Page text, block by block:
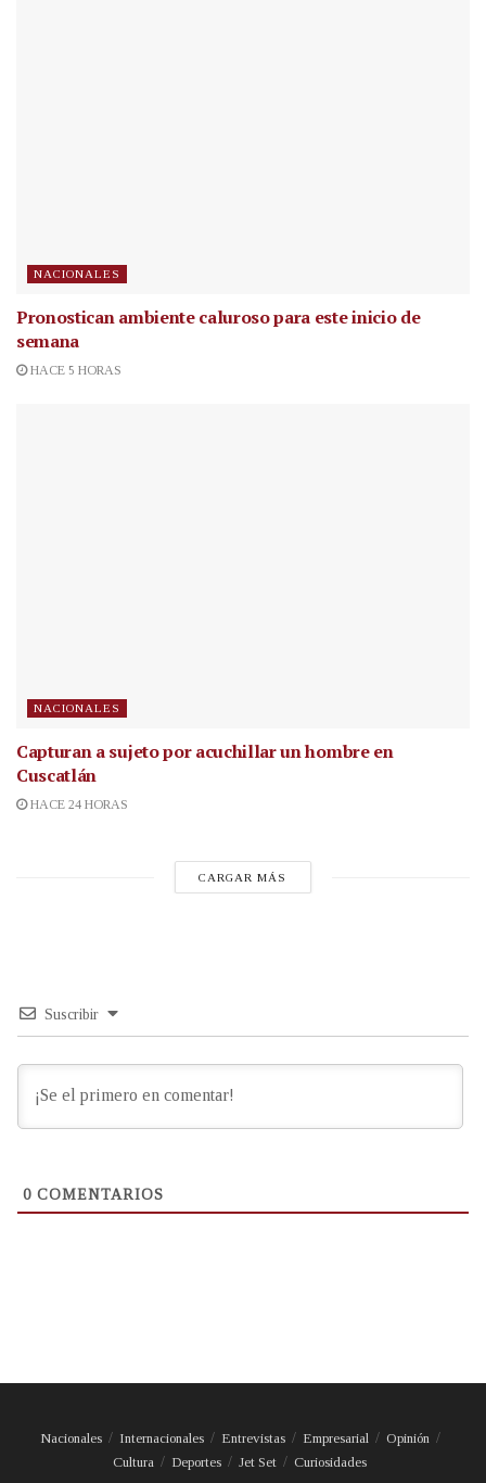
NACIONALES
Pronostican ambiente caluroso para este inicio de
semana
HACE 5 HORAS
NACIONALES
Capturan a sujeto por acuchillar un hombre en
Cuscatlán
HACE 24 HORAS
CARGAR MÁS
Suscribir
0 COMENTARIOS
Nacionales Internacionales Entrevistas Empresarial
Opinión
Cultura
Deportes Jet Set Curiosidades